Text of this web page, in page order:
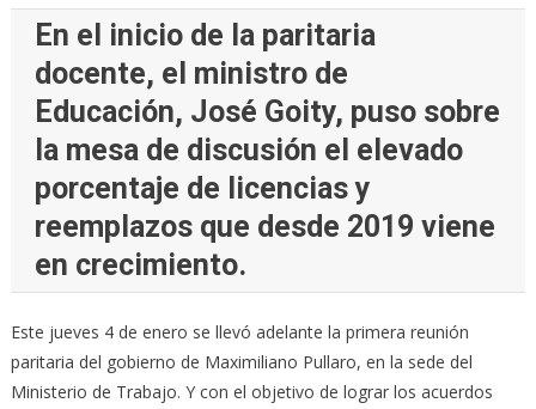
En el inicio de la paritaria
docente, el ministro de
Educación, José Goity, puso sobre
la mesa de discusión el elevado
porcentaje de licencias y
reemplazos que desde 2019 viene
en crecimiento.
Este jueves 4 de enero se llevó adelante la primera reunión
paritaria del gobierno de Maximiliano Pullaro, en la sede del
Ministerio de Trabajo. Y con el objetivo de lograr los acuerdos